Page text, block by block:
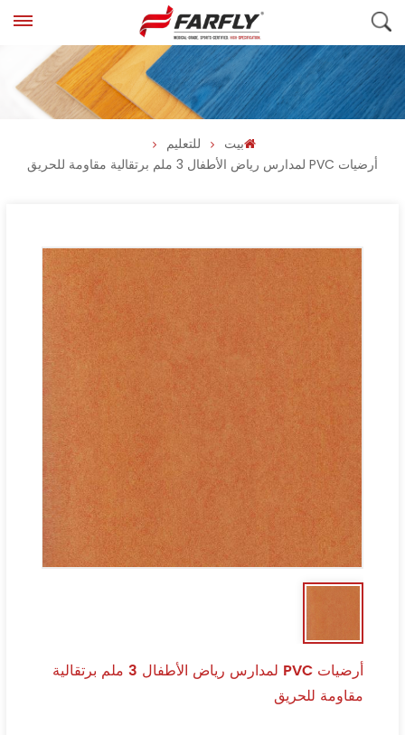
بيت
للتعليم
أرضيات PVC لمدارس رياض الأطفال 3 ملم برتقالية مقاومة للحريق
أرضيات PVC لمدارس رياض الأطفال 3 ملم برتقالية
مقاومة للحريق